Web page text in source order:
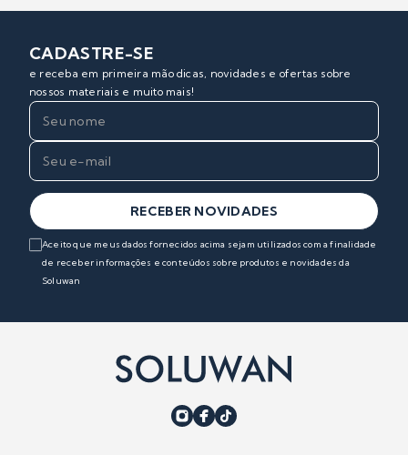
CADASTRE-SE
e receba em primeira mão dicas, novidades e ofertas sobre
nossos materiais e muito mais!
RECEBER NOVIDADES
Aceito que meus dados fornecidos acima sejam utilizados com a finalidade
de receber informações e conteúdos sobre produtos e novidades da
Soluwan